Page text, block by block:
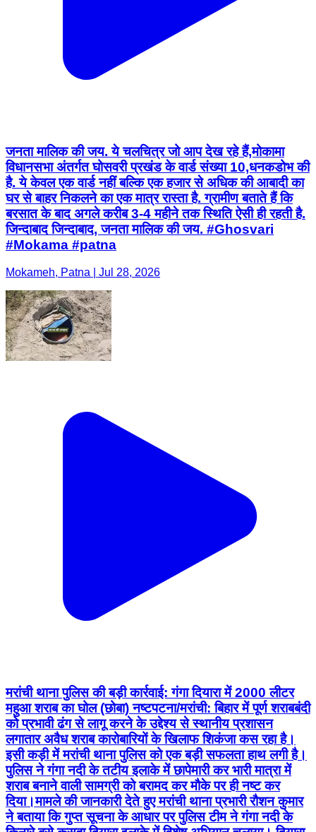
जनता मालिक की जय. ये चलचित्र जो आप देख रहे हैं,मोकामा
विधानसभा अंतर्गत घोसवरी प्रखंड के वार्ड संख्या 10,धनकडोभ की
है. ये केवल एक वार्ड नहीं बल्कि एक हजार से अधिक की आबादी का
घर से बाहर निकलने का एक मात्र रास्ता है. ग्रामीण बताते हैं कि
बरसात के बाद अगले करीब 3-4 महीने तक स्थिति ऐसी ही रहती है.
जिन्दाबाद जिन्दाबाद, जनता मालिक की जय. #Ghosvari
#Mokama #patna
Mokameh, Patna | Jul 28, 2026
मरांची थाना पुलिस की बड़ी कार्रवाई: गंगा दियारा में 2000 लीटर
महुआ शराब का घोल (छोबा) नष्ट ​पटना/मरांची: बिहार में पूर्ण शराबबंदी
को प्रभावी ढंग से लागू करने के उद्देश्य से स्थानीय प्रशासन
लगातार अवैध शराब कारोबारियों के खिलाफ शिकंजा कस रहा है।
इसी कड़ी में मरांची थाना पुलिस को एक बड़ी सफलता हाथ लगी है।
पुलिस ने गंगा नदी के तटीय इलाके में छापेमारी कर भारी मात्रा में
शराब बनाने वाली सामग्री को बरामद कर मौके पर ही नष्ट कर
दिया। ​मामले की जानकारी देते हुए मरांची थाना प्रभारी रौशन कुमार
ने बताया कि गुप्त सूचना के आधार पर पुलिस टीम ने गंगा नदी के